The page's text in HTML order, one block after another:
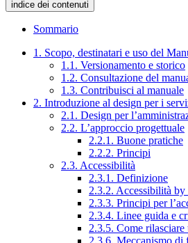
indice dei contenuti
Sommario
1. Scopo, destinatari e uso del
1.1. Versionamento e storico
1.2. Consultazione del
1.3. Contribuisci al manuale
2. Introduzione al design per i
2.1. Design per
2.2. L’approccio progettuale
2.2.1. Buone pratiche
2.2.2. Principi
2.3. Accessibilità
2.3.1. Definizione
2.3.2. Accessibilità by
2.3.3. Principi per
2.3.4. Linee guida e
2.3.5. Come
2.3.6. Meccanismo di